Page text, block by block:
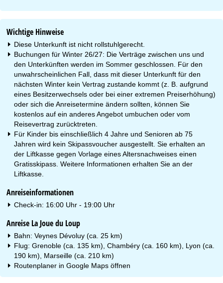
Wichtige Hinweise
Diese Unterkunft ist nicht rollstuhlgerecht.
Buchungen für Winter 26/27: Die Verträge zwischen uns und
den Unterkünften werden im Sommer geschlossen. Für den
unwahrscheinlichen Fall, dass mit dieser Unterkunft für den
nächsten Winter kein Vertrag zustande kommt (z. B. aufgrund
eines Besitzerwechsels oder bei einer extremen Preiserhöhung)
oder sich die Anreisetermine ändern sollten, können Sie
kostenlos auf ein anderes Angebot umbuchen oder vom
Reisevertrag zurücktreten.
Für Kinder bis einschließlich 4 Jahre und Senioren ab 75
Jahren wird kein Skipassvoucher ausgestellt. Sie erhalten an
der Liftkasse gegen Vorlage eines Altersnachweises einen
Gratisskipass. Weitere Informationen erhalten Sie an der
Liftkasse.
Anreiseinformationen
Check-in: 16:00 Uhr - 19:00 Uhr
Anreise La Joue du Loup
Bahn: Veynes Dévoluy (ca. 25 km)
Flug: Grenoble (ca. 135 km), Chambéry (ca. 160 km), Lyon (ca.
190 km), Marseille (ca. 210 km)
Routenplaner inGoogle Maps öffnen